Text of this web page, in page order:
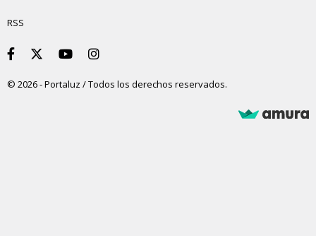
RSS
© 2026 - Portaluz / Todos los derechos reservados.